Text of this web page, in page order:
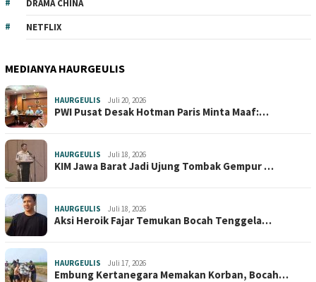
DRAMA CHINA
NETFLIX
MEDIANYA HAURGEULIS
HAURGEULIS Juli 20, 2026
PWI Pusat Desak Hotman Paris Minta Maaf:…
HAURGEULIS Juli 18, 2026
KIM Jawa Barat Jadi Ujung Tombak Gempur …
HAURGEULIS Juli 18, 2026
Aksi Heroik Fajar Temukan Bocah Tenggela…
HAURGEULIS Juli 17, 2026
Embung Kertanegara Memakan Korban, Bocah…